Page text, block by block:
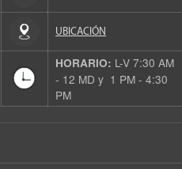
UBICACIÓN
HORARIO: L-V 7:30 AM
- 12 MD y 1 PM - 4:30
PM